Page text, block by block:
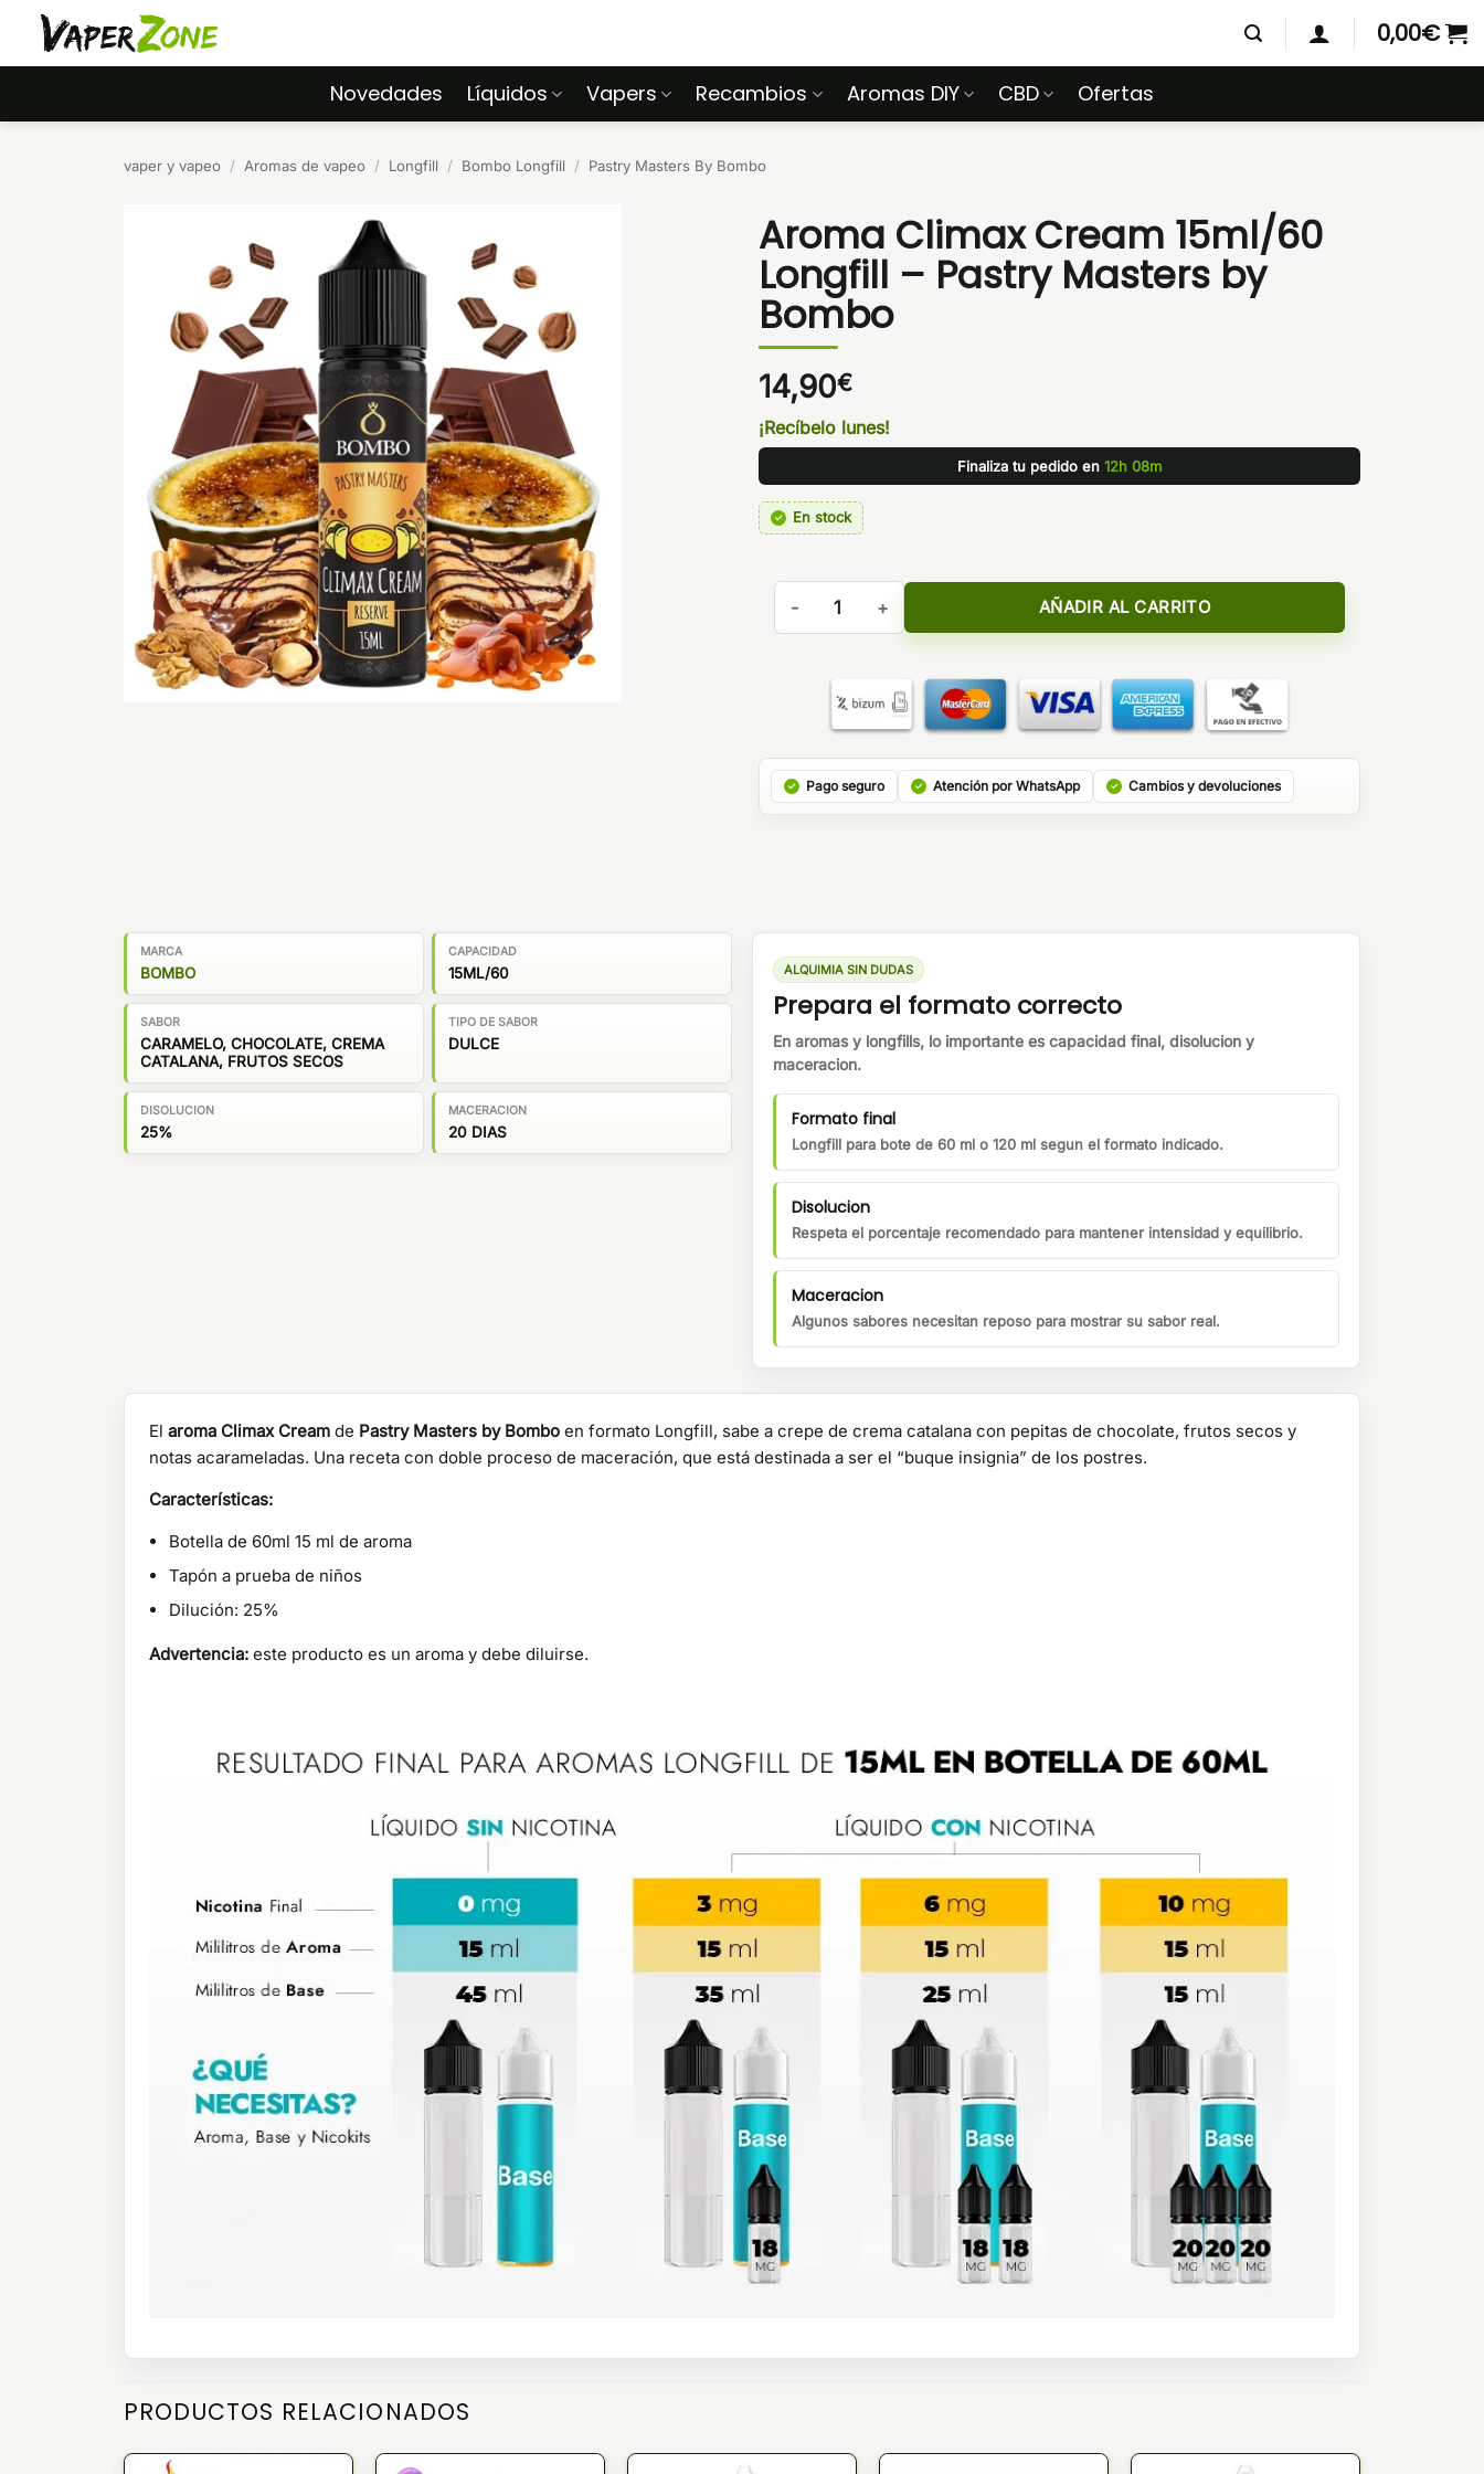
Saltar
contenido
0,00€
Novedades Líquidos Vapers Recambios Aromas DIY CBD Ofertas
vaper y vapeo / Aromas de vapeo / Longfill / Bombo Longfill / Pastry Masters By Bombo
Aroma Climax Cream 15ml/60
Longfill – Pastry Masters by
Bombo
14,90€
¡Recíbelo lunes!
Finaliza tu pedido en 12h 08m
En stock
Aroma Climax Cream 15ml/60 Longfill - Pastry Masters by Bombo cantidad
AÑADIR AL CARRITO
Pago seguro Atención por WhatsApp Cambios y devoluciones
MARCA
BOMBO
CAPACIDAD
15ML/60
SABOR
CARAMELO, CHOCOLATE, CREMA
CATALANA, FRUTOS SECOS
TIPO DE SABOR
DULCE
DISOLUCION
25%
MACERACION
20 DIAS
ALQUIMIA SIN DUDAS
Prepara el formato correcto
En aromas y longfills, lo importante es capacidad final, disolucion y
maceracion.
Formato final
Longfill para bote de 60 ml o 120 ml segun el formato indicado.
Disolucion
Respeta el porcentaje recomendado para mantener intensidad y equilibrio.
Maceracion
Algunos sabores necesitan reposo para mostrar su sabor real.
El aroma Climax Cream de Pastry Masters by Bombo en formato Longfill, sabe a crepe de crema catalana con pepitas de chocolate, frutos secos y
notas acarameladas. Una receta con doble proceso de maceración, que está destinada a ser el “buque insignia” de los postres.
Características:
Botella de 60ml 15 ml de aroma
Tapón a prueba de niños
Dilución: 25%
Advertencia: este producto es un aroma y debe diluirse.
PRODUCTOS RELACIONADOS